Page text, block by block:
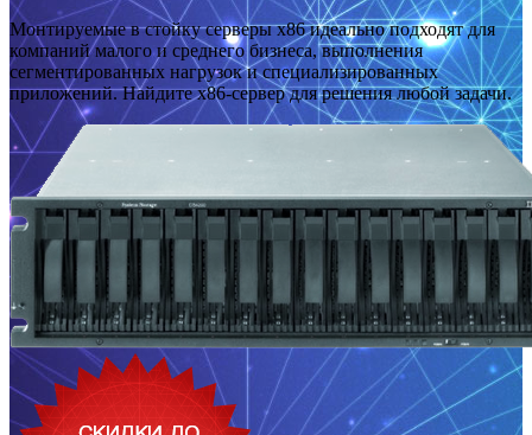
Монтируемые в стойку серверы x86 идеально подходят для
компаний малого и среднего бизнеса, выполнения
сегментированных нагрузок и специализированных
приложений. Найдите x86-сервер для решения любой задачи.